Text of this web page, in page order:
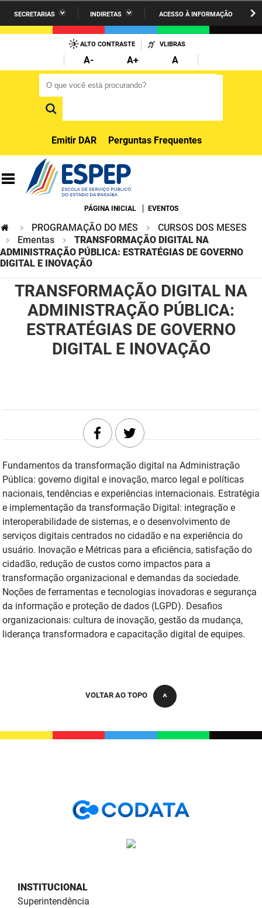
PARA
CONTEÚDO
SECRETARIAS INDIRETAS ACESSO À INFORMAÇÃO
Administração Penitenciária
Agricultura Familiar e Desenvolvimento do Semiárido
Casa Civil do Governador
Comunicação Institucional
Controladoria Geral do Estado
Cultura
Desenvolvimento da Agropecuária e Pesca
Desenvolvimento e da Articulação Municipal
Desenvolvimento Humano
Educação
Secretaria de Governo
Infraestrutura e dos Recursos Hídricos
Juventude, Esporte e Lazer
Meio Ambiente e Sustentabilidade
Mulher e da Diversidade Humana
Planejamento, Orçamento e Gestão
Procuradoria Geral do Estado
Representação Institucional
Segurança e Defesa Social
ARPB
Cinep
Companhia Docas
Corpo de Bombeiros
DER
FAC
FUNAD
FUNDAC
FUNES
FUNESC
IMEQ
IPHAEP
Projeto Cooperar
ALTO CONTRASTE VLIBRAS
A- A+
A
O que você está procurando?
Emitir DAR Perguntas Frequentes
PÁGINA INICIAL EVENTOS
PROGRAMAÇÃO DO MÊS
CURSOS DOS MESES
Ementas
TRANSFORMAÇÃO DIGITAL NA
ADMINISTRAÇÃO PÚBLICA: ESTRATÉGIAS DE GOVERNO
DIGITAL E INOVAÇÃO
TRANSFORMAÇÃO DIGITAL NA
ADMINISTRAÇÃO PÚBLICA:
ESTRATÉGIAS DE GOVERNO
DIGITAL E INOVAÇÃO
Fundamentos da transformação digital na Administração
Pública: governo digital e inovação, marco legal e políticas
nacionais, tendências e experiências internacionais. Estratégia
e implementação da transformação Digital: integração e
interoperabilidade de sistemas, e o desenvolvimento de
serviços digitais centrados no cidadão e na experiência do
usuário. Inovação e Métricas para a eficiência, satisfação do
cidadão, redução de custos como impactos para a
transformação organizacional e demandas da sociedade.
Noções de ferramentas e tecnologias inovadoras e segurança
da informação e proteção de dados (LGPD). Desafios
organizacionais: cultura de inovação, gestão da mudança,
liderança transformadora e capacitação digital de equipes.
VOLTAR AO TOPO
INSTITUCIONAL
Superintendência